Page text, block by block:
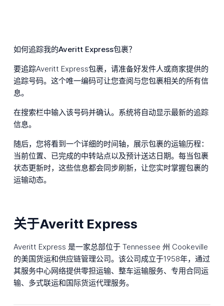
如何追踪我的Averitt Express包裹？
要追踪Averitt Express包裹，请准备好发件人或商家提供的
追踪号码。这个唯一编码可让您查阅与您包裹相关的所有信
息。
在搜索栏中输入该号码并确认。系统将自动显示最新的追踪
信息。
随后，您将看到一个详细的时间轴，展示包裹的运输历程：
当前位置、已完成的中转站点以及预计送达日期。每当包裹
状态更新时，这些信息都会同步刷新，让您实时掌握包裹的
运输动态。
关于Averitt Express
Averitt Express 是一家总部位于 Tennessee 州 Cookeville
的美国货运和供应链管理公司。该公司成立于1958年，通过
其服务中心网络提供零担运输、整车运输服务、专用合同运
输、多式联运和国际货运代理服务。